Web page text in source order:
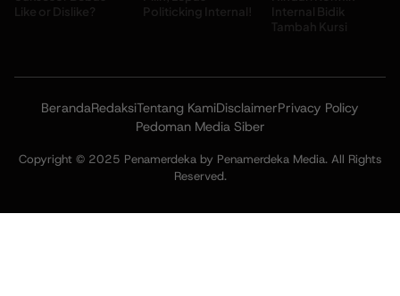
Like or Dislike?
Politicking Internal!
Internal Bidik
Tambah Kursi
BerandaRedaksiTentang KamiDisclaimerPrivacy Policy
Pedoman Media Siber
Copyright © 2025 Penamerdeka by Penamerdeka Media. All Rights
Reserved.